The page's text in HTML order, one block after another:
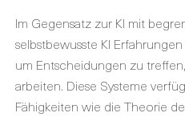
Im Gegensatz zur KI mit
selbstbewusste KI
um Entscheidungen zu
arbeiten. Diese Systeme
Fähigkeiten wie die Theorie